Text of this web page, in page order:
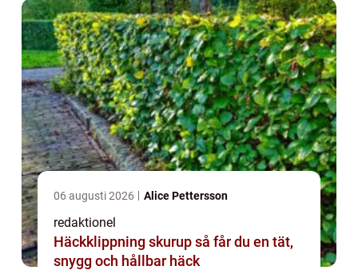
06 augusti 2026 Alice Pettersson
redaktionel
Häckklippning skurup så får du en tät,
snygg och hållbar häck